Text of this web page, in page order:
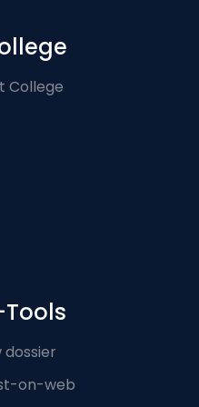
College
dossier
on-web